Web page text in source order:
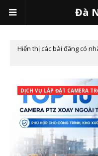
Đà
Hiển thị các bài đăng có
DỊCH VỤ LẮP ĐẶT CAMERA